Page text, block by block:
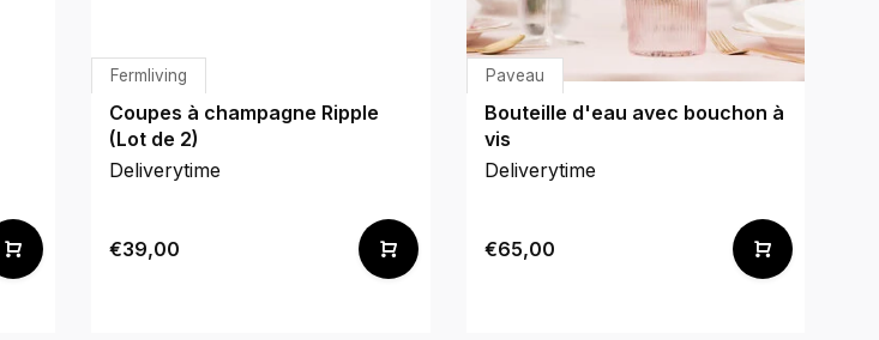
Fermliving
Coupes à champagne Ripple
(Lot de 2)
Deliverytime
€39,00
Paveau
Bouteille d'eau avec bouchon à
vis
Deliverytime
€65,00